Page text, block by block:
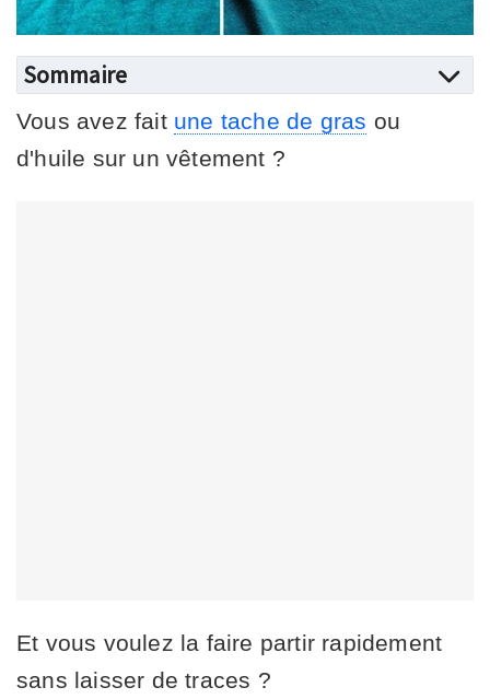
Sommaire
Vous avez fait une tache de gras ou
d'huile sur un vêtement ?
Et vous voulez la faire partir rapidement
sans laisser de traces ?